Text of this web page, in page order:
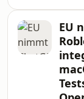
dem
hoch-
EU